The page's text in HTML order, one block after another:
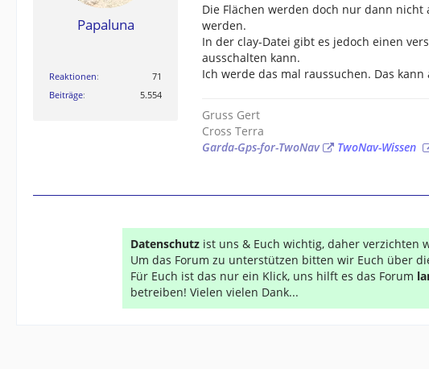
Papaluna
Reaktionen
71
Beiträge
5.554
Die Flächen werden doch nur dann
werden.
In der clay-Datei gibt es jedoch einen
ausschalten kann.
Ich werde das mal raussuchen. Das
Gruss Gert
Cross Terra
Garda-Gps-for-TwoNav
TwoNav-Wissen
Datenschutz ist uns & Euch wichtig, daher verzichten
Um das Forum zu unterstützen bitten wir Euch über
Für Euch ist das nur ein Klick, uns hilft es das Forum
betreiben! Vielen vielen Dank...